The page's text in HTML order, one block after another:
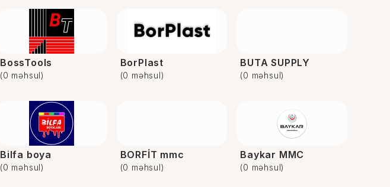
BossTools
(0 məhsul)
BorPlast
(0 məhsul)
BUTA SUPPLY
(0 məhsul)
Bilfa boya
(0 məhsul)
BORFİT mmc
(0 məhsul)
Baykar MMC
(0 məhsul)